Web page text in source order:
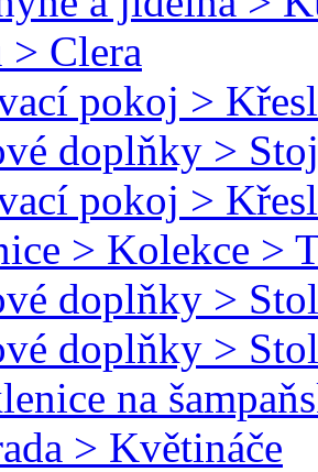
> Clera
pokoj >
doplňky >
pokoj >
> Kolekce >
doplňky >
doplňky >
na
> Květináče